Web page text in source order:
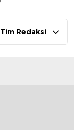
Tim Redaksi